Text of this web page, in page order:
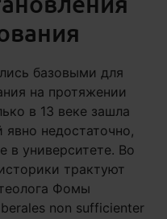
базовыми для
на протяжении
в 13 веке зашла
явно недостаточно,
в университете. Во
трактуют
Фомы
non sufficienter